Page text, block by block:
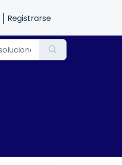
Registrarse